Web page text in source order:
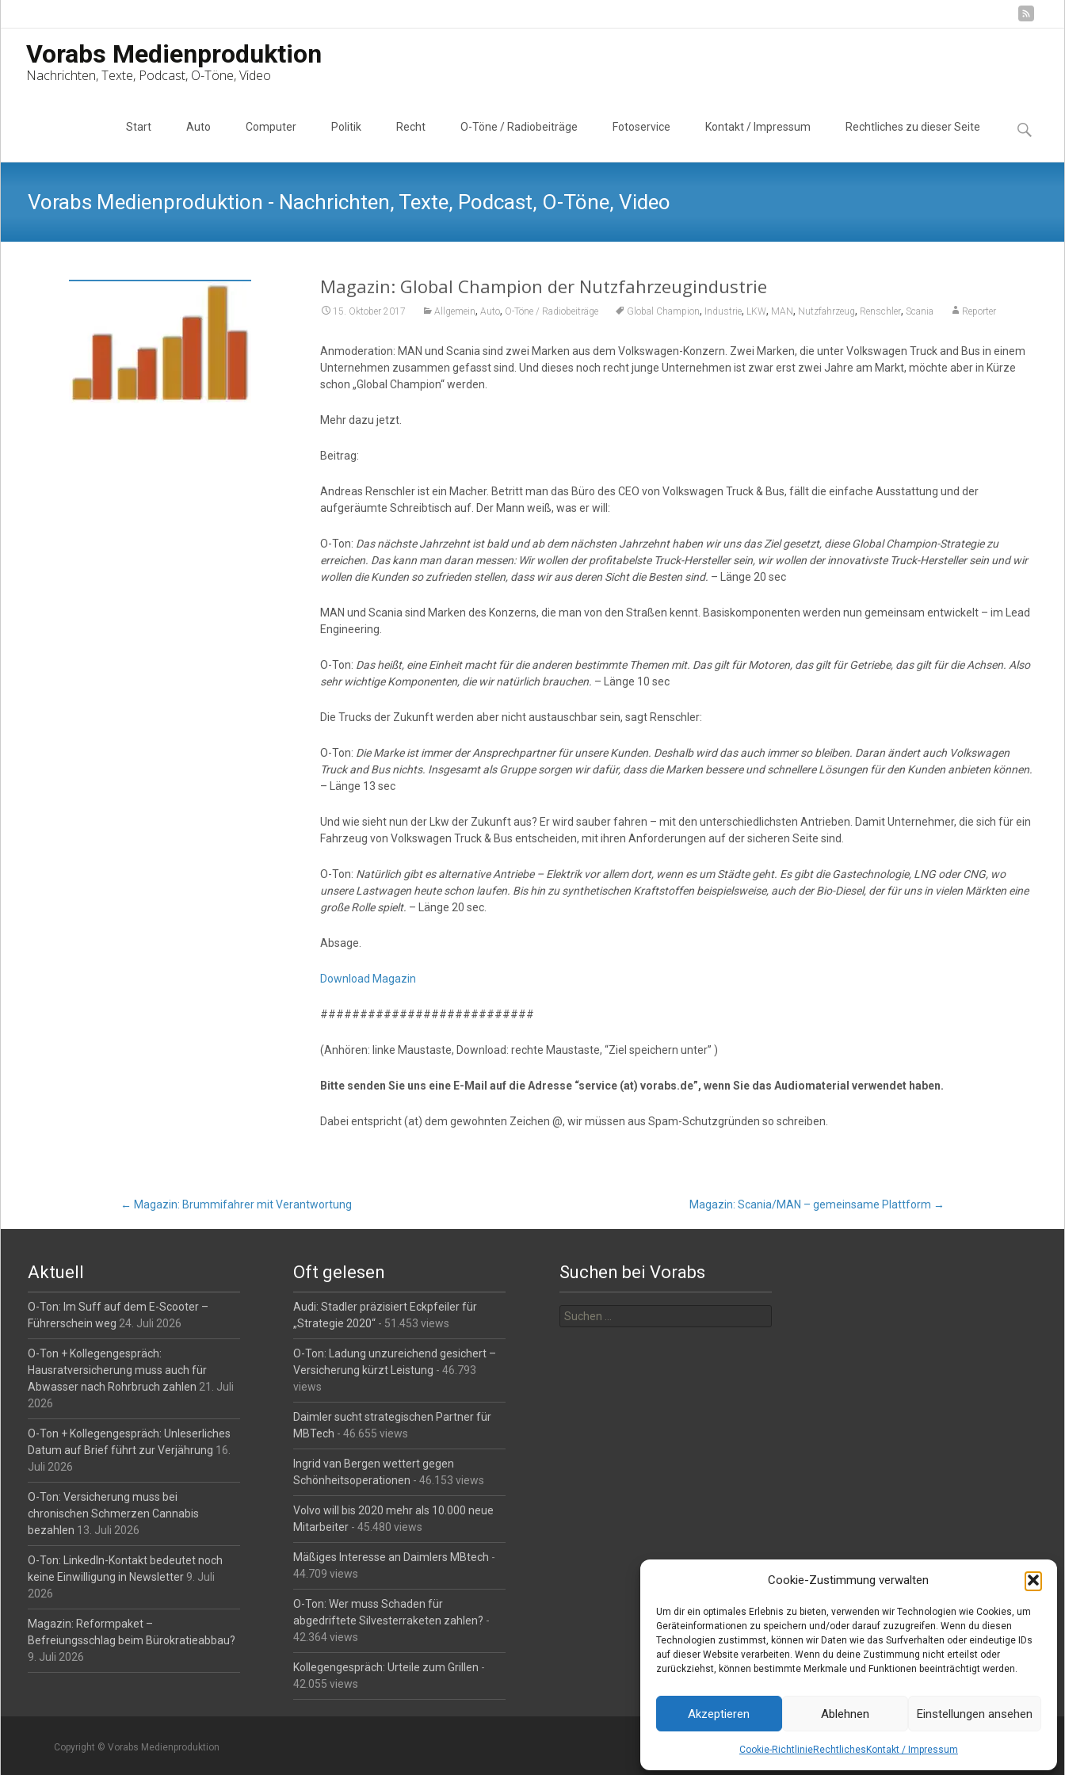
Cookie-Zustimmung verwalten
Um dir ein optimales Erlebnis zu bieten, verwenden wir Technologien wie Cookies, um
Geräteinformationen zu speichern und/oder darauf zuzugreifen. Wenn du diesen
Technologien zustimmst, können wir Daten wie das Surfverhalten oder eindeutige IDs
auf dieser Website verarbeiten. Wenn du deine Zustimmung nicht erteilst oder
zurückziehst, können bestimmte Merkmale und Funktionen beeinträchtigt werden.
Akzeptieren Ablehnen Einstellungen ansehen
Cookie-RichtlinieRechtliches Kontakt / Impressum
Vorabs Medienproduktion
Nachrichten, Texte, Podcast, O-Töne, Video
Start Auto Computer Politik Recht O-Töne / Radiobeiträge Fotoservice Kontakt / Impressum Rechtliches zu dieser Seite
Suchen
nach:
Vorabs Medienproduktion - Nachrichten, Texte, Podcast, O-Töne, Video
Magazin: Global Champion der Nutzfahrzeugindustrie
15. Oktober 2017 Allgemein, Auto, O-Töne / Radiobeiträge Global Champion, Industrie, LKW, MAN, Nutzfahrzeug, Renschler, Scania Reporter
Anmoderation: MAN und Scania sind zwei Marken aus dem Volkswagen-Konzern. Zwei Marken, die unter Volkswagen Truck and Bus in einem
Unternehmen zusammen gefasst sind. Und dieses noch recht junge Unternehmen ist zwar erst zwei Jahre am Markt, möchte aber in Kürze
schon „Global Champion“ werden.
Mehr dazu jetzt.
Beitrag:
Andreas Renschler ist ein Macher. Betritt man das Büro des CEO von Volkswagen Truck & Bus, fällt die einfache Ausstattung und der
aufgeräumte Schreibtisch auf. Der Mann weiß, was er will:
O-Ton: Das nächste Jahrzehnt ist bald und ab dem nächsten Jahrzehnt haben wir uns das Ziel gesetzt, diese Global Champion-Strategie zu
erreichen. Das kann man daran messen: Wir wollen der profitabelste Truck-Hersteller sein, wir wollen der innovativste Truck-Hersteller sein und wir
wollen die Kunden so zufrieden stellen, dass wir aus deren Sicht die Besten sind. – Länge 20 sec
MAN und Scania sind Marken des Konzerns, die man von den Straßen kennt. Basiskomponenten werden nun gemeinsam entwickelt – im Lead
Engineering.
O-Ton: Das heißt, eine Einheit macht für die anderen bestimmte Themen mit. Das gilt für Motoren, das gilt für Getriebe, das gilt für die Achsen. Also
sehr wichtige Komponenten, die wir natürlich brauchen. – Länge 10 sec
Die Trucks der Zukunft werden aber nicht austauschbar sein, sagt Renschler:
O-Ton: Die Marke ist immer der Ansprechpartner für unsere Kunden. Deshalb wird das auch immer so bleiben. Daran ändert auch Volkswagen
Truck and Bus nichts. Insgesamt als Gruppe sorgen wir dafür, dass die Marken bessere und schnellere Lösungen für den Kunden anbieten können.
– Länge 13 sec
Und wie sieht nun der Lkw der Zukunft aus? Er wird sauber fahren – mit den unterschiedlichsten Antrieben. Damit Unternehmer, die sich für ein
Fahrzeug von Volkswagen Truck & Bus entscheiden, mit ihren Anforderungen auf der sicheren Seite sind.
O-Ton: Natürlich gibt es alternative Antriebe – Elektrik vor allem dort, wenn es um Städte geht. Es gibt die Gastechnologie, LNG oder CNG, wo
unsere Lastwagen heute schon laufen. Bis hin zu synthetischen Kraftstoffen beispielsweise, auch der Bio-Diesel, der für uns in vielen Märkten eine
große Rolle spielt. – Länge 20 sec.
Absage.
Download Magazin
###########################
(Anhören: linke Maustaste, Download: rechte Maustaste, “Ziel speichern unter” )
Bitte senden Sie uns eine E-Mail auf die Adresse “service (at) vorabs.de”, wenn Sie das Audiomaterial verwendet haben.
Dabei entspricht (at) dem gewohnten Zeichen @, wir müssen aus Spam-Schutzgründen so schreiben.
Post
navigation
← Magazin: Brummifahrer mit Verantwortung Magazin: Scania/MAN – gemeinsame Plattform →
Aktuell
O-Ton: Im Suff auf dem E-Scooter –
Führerschein weg 24. Juli 2026
O-Ton + Kollegengespräch:
Hausratversicherung muss auch für
Abwasser nach Rohrbruch zahlen 21. Juli
2026
O-Ton + Kollegengespräch: Unleserliches
Datum auf Brief führt zur Verjährung 16.
Juli 2026
O-Ton: Versicherung muss bei
chronischen Schmerzen Cannabis
bezahlen 13. Juli 2026
O-Ton: LinkedIn-Kontakt bedeutet noch
keine Einwilligung in Newsletter 9. Juli
2026
Magazin: Reformpaket –
Befreiungsschlag beim Bürokratieabbau?
9. Juli 2026
Oft gelesen
Audi: Stadler präzisiert Eckpfeiler für
„Strategie 2020“ - 51.453 views
O-Ton: Ladung unzureichend gesichert –
Versicherung kürzt Leistung - 46.793
views
Daimler sucht strategischen Partner für
MBTech - 46.655 views
Ingrid van Bergen wettert gegen
Schönheitsoperationen - 46.153 views
Volvo will bis 2020 mehr als 10.000 neue
Mitarbeiter - 45.480 views
Mäßiges Interesse an Daimlers MBtech -
44.709 views
O-Ton: Wer muss Schaden für
abgedriftete Silvesterraketen zahlen? -
42.364 views
Kollegengespräch: Urteile zum Grillen -
42.055 views
Suchen bei Vorabs
nach:
Copyright © Vorabs Medienproduktion Powered by WordPress, Designed and Developed bytemplatesnext